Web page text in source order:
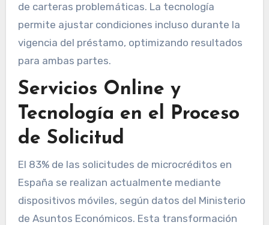
de carteras problemáticas. La tecnología
permite ajustar condiciones incluso durante la
vigencia del préstamo, optimizando resultados
para ambas partes.
Servicios Online y
Tecnología en el Proceso
de Solicitud
El 83% de las solicitudes de microcréditos en
España se realizan actualmente mediante
dispositivos móviles, según datos del Ministerio
de Asuntos Económicos. Esta transformación